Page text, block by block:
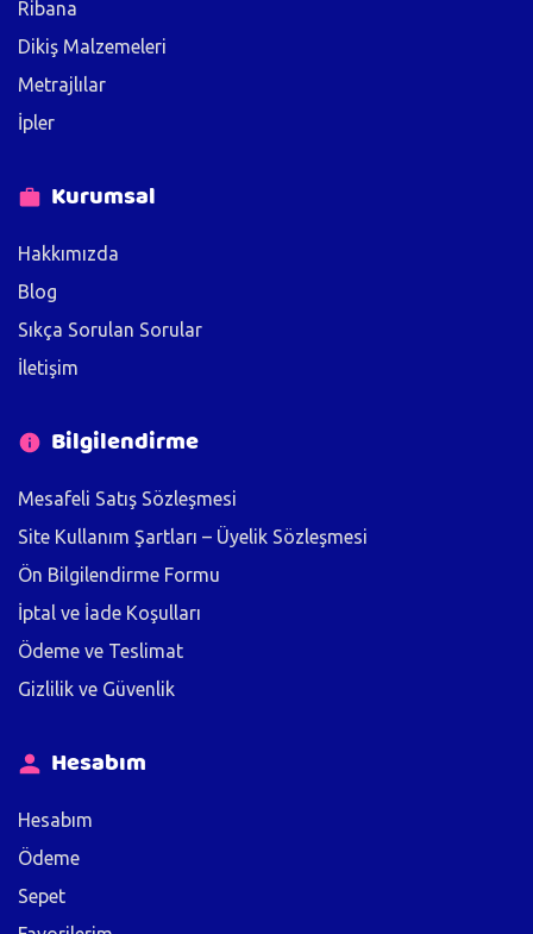
Ribana
Dikiş Malzemeleri
Metrajlılar
İpler
Kurumsal
Hakkımızda
Blog
Sıkça Sorulan Sorular
İletişim
Bilgilendirme
Mesafeli Satış Sözleşmesi
Site Kullanım Şartları – Üyelik Sözleşmesi
Ön Bilgilendirme Formu
İptal ve İade Koşulları
Ödeme ve Teslimat
Gizlilik ve Güvenlik
Hesabım
Hesabım
Ödeme
Sepet